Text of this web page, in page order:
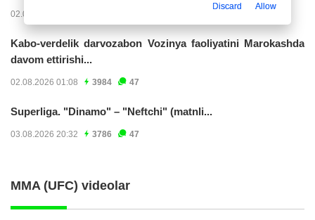
02.08.2026 03:08
Kabo-verdelik darvozabon Vozinya faoliyatini Marokashda
davom ettirishi...
02.08.2026 01:08 3984 47
Superliga. "Dinamo" – "Neftchi" (matnli...
03.08.2026 20:32 3786 47
MMA (UFC) videolar
Discard Allow